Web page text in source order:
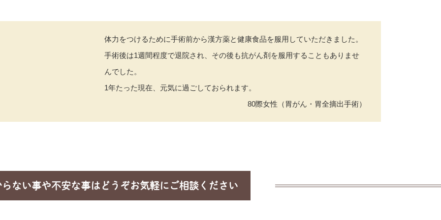
体力をつけるために手術前から漢方薬と健康食品を服用していただきました。
手術後は1週間程度で退院され、その後も抗がん剤を服用することもありませ
んでした。
1年たった現在、元気に過ごしておられます。
80際女性（胃がん・胃全摘出手術）
ない事や不安な事はどうぞお気軽にご相談ください